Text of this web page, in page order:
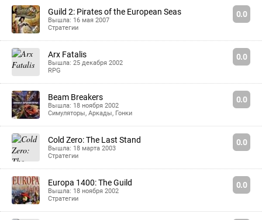
Guild 2: Pirates of the European Seas
Вышла: 16 мая 2007
Стратегии
0.0
Arx Fatalis
Вышла: 25 декабря 2002
RPG
0.0
Beam Breakers
Вышла: 18 ноября 2002
Симуляторы, Аркады, Гонки
0.0
Cold Zero: The Last Stand
Вышла: 18 марта 2003
Стратегии
0.0
Europa 1400: The Guild
Вышла: 18 ноября 2002
Стратегии
0.0